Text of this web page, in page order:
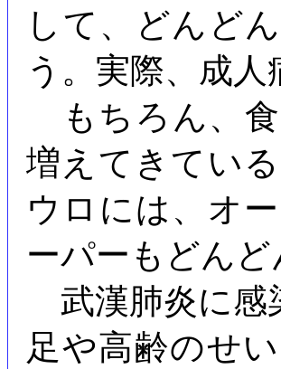
して、どんど
う。実際、成
もちろん、食
増えてきてい
ウロには、オ
ーパーもどん
武漢肺炎に感
足や高齢のせ